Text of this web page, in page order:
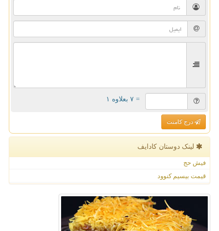
= ۷ بعلاوه ۱
درج کامنت
لینک دوستان كادایف
فیش حج
قیمت بیسیم کنوود